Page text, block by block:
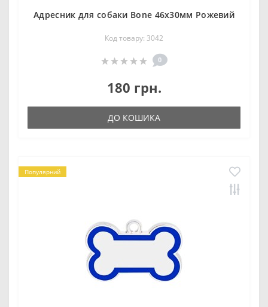
Адресник для собаки Bone 46х30мм Рожевий
Код товару: 3042
0
180 грн.
ДО КОШИКА
Популярний